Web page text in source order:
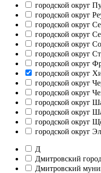
городской округ
городской округ
городской округ
городской округ
городской округ
городской округ
городской округ
городской округ
городской округ
городской округ
городской округ
городской округ
городской округ
городской округ
Д
Дмитровский
Дмитровский